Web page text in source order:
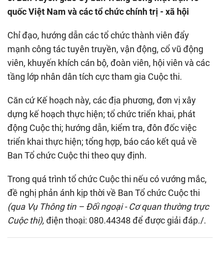
quốc Việt Nam và các tổ chức chính trị - xã hội
Chỉ đạo, hướng dẫn các tổ chức thành viên đẩy
mạnh công tác tuyên truyền, vận động, cổ vũ động
viên, khuyến khích cán bộ, đoàn viên, hội viên và các
tầng lớp nhân dân tích cực tham gia Cuộc thi.
Căn cứ Kế hoạch này, các địa phương, đơn vị xây
dựng kế hoạch thực hiện; tổ chức triển khai, phát
động Cuộc thi; hướng dẫn, kiểm tra, đôn đốc việc
triển khai thực hiện; tổng hợp, báo cáo kết quả về
Ban Tổ chức Cuộc thi theo quy định.
Trong quá trình tổ chức Cuộc thi nếu có vướng mắc,
đề nghị phản ánh kịp thời về Ban Tổ chức Cuộc thi
(qua Vụ Thông tin – Đối ngoại - Cơ quan thường trực
Cuộc thi), điện thoại: 080.44348 để được giải đáp./.